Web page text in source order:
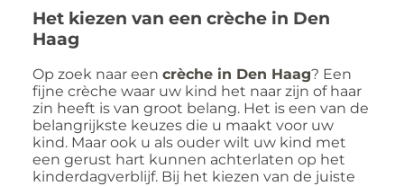
Het kiezen van een crèche in Den
Haag
Op zoek naar een crèche in Den Haag? Een
fijne crèche waar uw kind het naar zijn of haar
zin heeft is van groot belang. Het is een van de
belangrijkste keuzes die u maakt voor uw
kind. Maar ook u als ouder wilt uw kind met
een gerust hart kunnen achterlaten op het
kinderdagverblijf. Bij het kiezen van de juiste